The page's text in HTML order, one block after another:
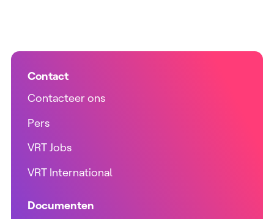
Contact
Contacteer ons
Pers
VRT Jobs
VRT International
Documenten